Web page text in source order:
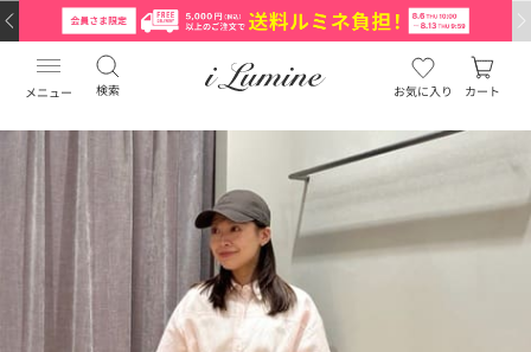
メニュー 検索 お気に入り カート